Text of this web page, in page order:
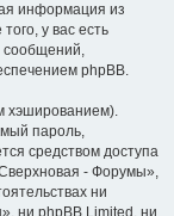
информация из
у вас есть
сообщений,
phpBB.
хэшированием).
пароль,
средством доступа
- Форумы»,
ни
ни phpBB Limited, ни